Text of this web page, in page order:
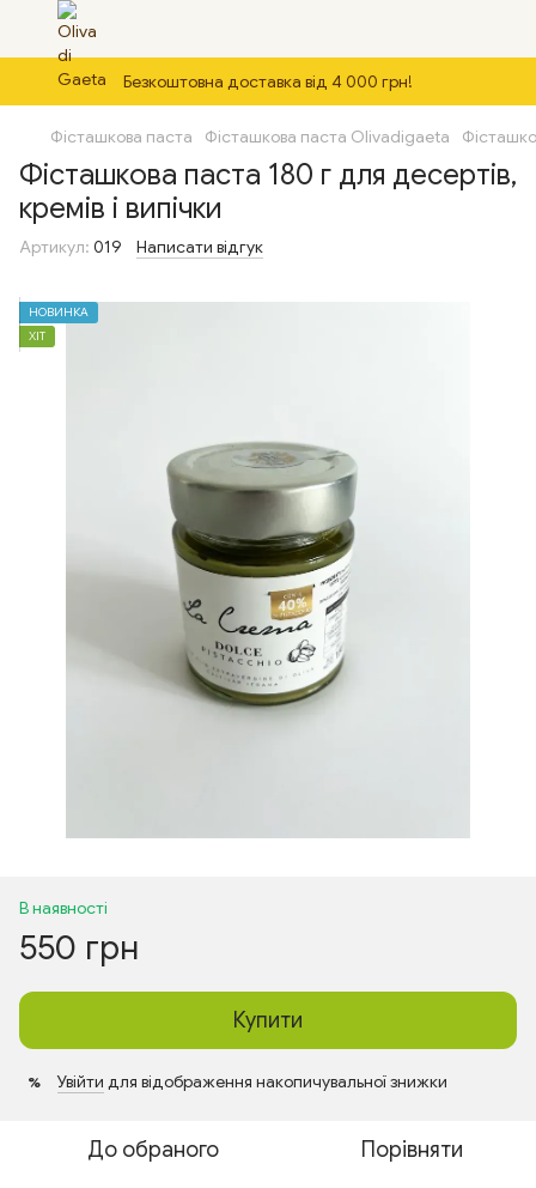
Безкоштовна доставка від 4 000 грн!
Фісташкова паста Фісташкова паста Olivadigaeta
Фісташкова паста 180 г для десертів,
кремів і випічки
Артикул: 019 Написати відгук
НОВИНКА
ХІТ
В наявності
550 грн
Купити
% Увійти для відображення накопичувальної знижки
До обраного Порівняти